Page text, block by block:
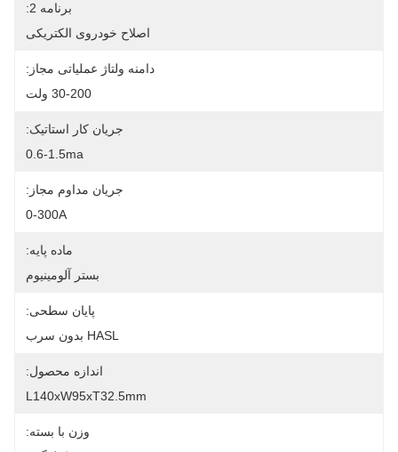
برنامه 2:
اصلاح خودروی الکتریکی
دامنه ولتاژ عملیاتی مجاز:
30-200 ولت
جریان کار استاتیک:
0.6-1.5ma
جریان مداوم مجاز:
0-300A
ماده پایه:
بستر آلومینیوم
پایان سطحی:
HASL بدون سرب
اندازه محصول:
L140xW95xT32.5mm
وزن با بسته: